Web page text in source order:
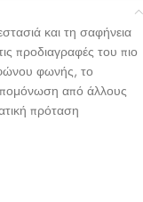
και τη σαφήνεια
προδιαγραφές του πιο
φωνής, το
από άλλους
πρόταση